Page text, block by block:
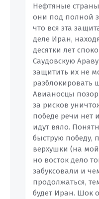
Нефтяные
они под полной
что вся эта
деле Иран,
десятки лет
Саудовскую
защитить их не
разблокировать
Авианосцы
за рисков
победе речи нет
идут вяло.
быструю победу,
верхушки (на мой
но восток дело
забуксовали и
продолжаться,
будет Иран. Шок